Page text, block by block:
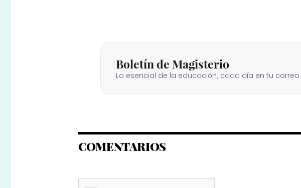
Boletín de Magisterio
Lo esencial de la educación, cada día en tu correo.
COMENTARIOS